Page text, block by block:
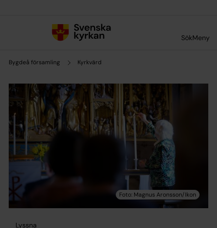
SökMeny
Bygdeå församling Kyrkvärd
Lyssna